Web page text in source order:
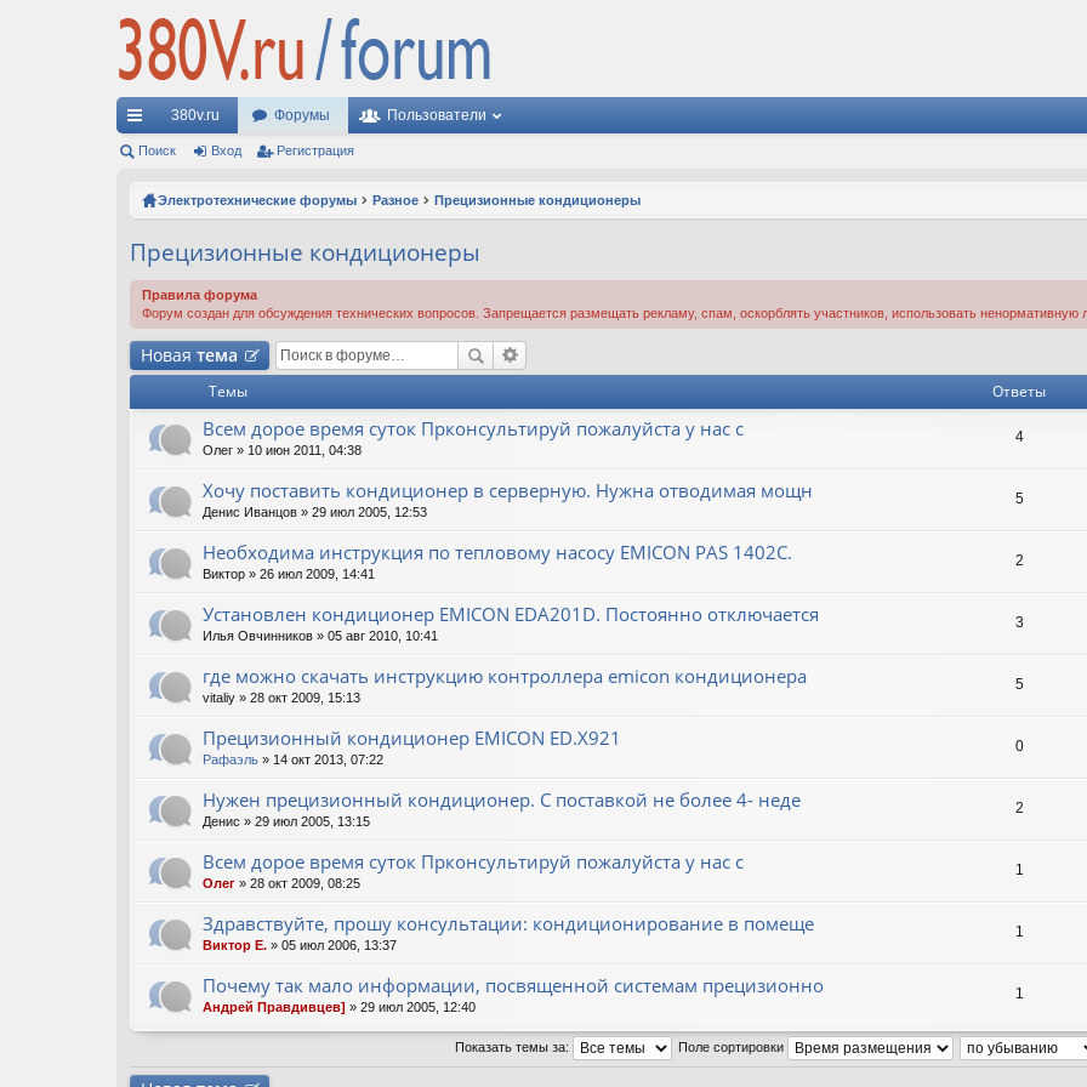
с
и
380v.ru Форумы Пользователи
Поиск Вход Регистрация
Электротехнические форумы Разное Прецизионные кондиционеры
Прецизионные кондиционеры
Правила форума
Форум создан для обсуждения технических вопросов. Запрещается размещать рекламу, спам, оскорблять участников, использовать ненормативную
Новая тема
Темы Ответы
Всем дорое время суток Прконсультируй пожалуйста у нас с
Олег » 10 июн 2011, 04:38
4
Хочу поставить кондиционер в серверную. Нужна отводимая мощн
Денис Иванцов » 29 июл 2005, 12:53
5
Необходима инструкция по тепловому насосу EMICON PAS 1402C.
Виктор » 26 июл 2009, 14:41
2
Установлен кондиционер EMICON EDA201D. Постоянно отключается
Илья Овчинников » 05 авг 2010, 10:41
3
где можно скачать инструкцию контроллера emicon кондиционера
vitaliy » 28 окт 2009, 15:13
5
Прецизионный кондиционер EMICON ED.X921
Рафаэль » 14 окт 2013, 07:22
0
Нужен прецизионный кондиционер. С поставкой не более 4- неде
Денис » 29 июл 2005, 13:15
2
Всем дорое время суток Прконсультируй пожалуйста у нас с
Олег » 28 окт 2009, 08:25
1
Здравствуйте, прошу консультации: кондиционирование в помеще
Виктор Е. » 05 июл 2006, 13:37
1
Почему так мало информации, посвященной системам прецизионно
Андрей Правдивцев] » 29 июл 2005, 12:40
1
Показать темы за: Поле сортировки